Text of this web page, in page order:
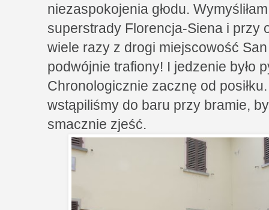
niezaspokojenia głodu.
superstrady Florencja-Siena i przy
wiele razy z drogi miejscowość
podwójnie trafiony! I jedzenie było
Chronologicznie zacznę od
wstąpiliśmy do baru przy bramie,
smacznie zjeść.